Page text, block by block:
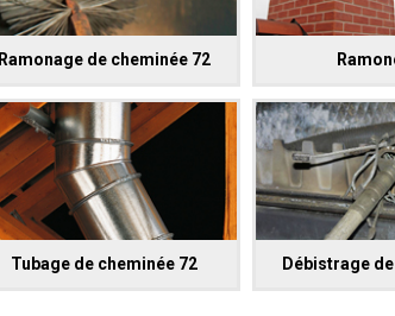
Ramonage de cheminée 72
Tubage de cheminée 72 Débistrage